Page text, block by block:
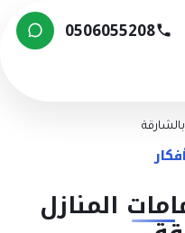
0506055208
المنازل